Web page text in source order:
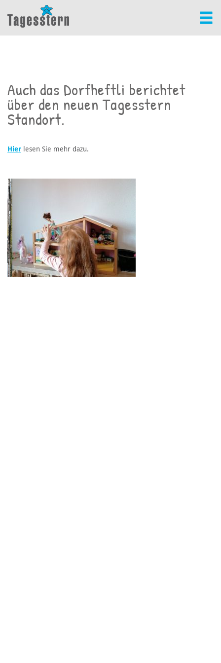
Auch das Dorfheftli berichtet
über den neuen Tagesstern
Standort.
Hier lesen Sie mehr dazu.